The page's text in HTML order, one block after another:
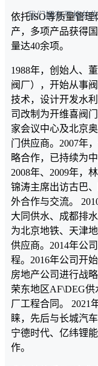
依托ISO等质量管
产，多项产品获得
量达40余项。
1988年，创始人、
阀厂），开始从事
技术，设计开发水
司改制为开维喜阀
家会议中心及北京
门供应商。2007年
略合作，已持续为
2008年、2009年，
锦涛主席出访古巴
外合作与交流。
大同供水、成都排
为北京地铁、天津
供应商。2014年公
程。2016年公司开
房地产公司进行战
荣东地区AF\DEG
厂工程合同。 2021
睐，先后与长城汽
宁德时代、亿纬锂
作。
我们拥有严格的